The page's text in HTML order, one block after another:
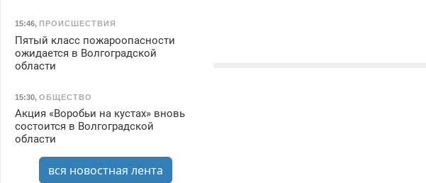
15:46, ПРОИСШЕСТВИЯ
Пятый класс пожароопасности
ожидается в Волгоградской
области
15:30, ОБЩЕСТВО
Акция «Воробьи на кустах» вновь
состоится в Волгоградской
области
вся новостная лента